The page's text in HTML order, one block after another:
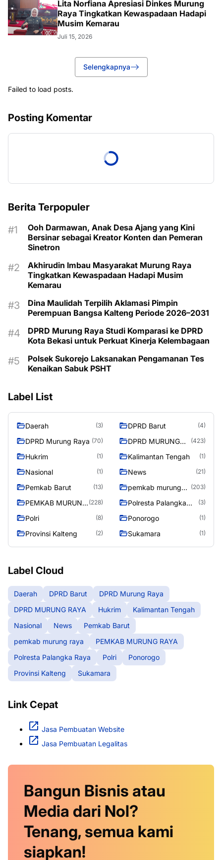
Lita Norfiana Apresiasi Dinkes Murung
Raya Tingkatkan Kewaspadaan Hadapi
Musim Kemarau
Juli 15, 2026
Selengkapnya
Failed to load posts.
Posting Komentar
Berita Terpopuler
Ooh Darmawan, Anak Desa Ajang yang Kini
Bersinar sebagai Kreator Konten dan Pemeran
Sinetron
Akhirudin Imbau Masyarakat Murung Raya
Tingkatkan Kewaspadaan Hadapi Musim
Kemarau
Dina Maulidah Terpilih Aklamasi Pimpin
Perempuan Bangsa Kalteng Periode 2026–2031
DPRD Murung Raya Studi Komparasi ke DPRD
Kota Bekasi untuk Perkuat Kinerja Kelembagaan
Polsek Sukorejo Laksanakan Pengamanan Tes
Kenaikan Sabuk PSHT
Label List
Daerah (3) DPRD Barut (4)
DPRD Murung Raya (70)
DPRD MURUNG
(423)
Hukrim (1) Kalimantan Tengah (1)
Nasional (1) News (21)
Pemkab Barut (13)
pemkab murung
(203)
PEMKAB MURUNG (228)
Polresta Palangka
(3)
Polri (8) Ponorogo (1)
Provinsi Kalteng (2) Sukamara (1)
Label Cloud
Daerah DPRD Barut
DPRD Murung Raya
DPRD MURUNG RAYA
Hukrim
Kalimantan Tengah
Nasional
News
Pemkab Barut
pemkab murung raya
PEMKAB MURUNG RAYA
Polresta Palangka Raya
Polri
Ponorogo
Provinsi Kalteng
Sukamara
Link Cepat
Jasa Pembuatan Website
Jasa Pembuatan Legalitas
Bangun Bisnis atau
Media dari Nol?
Tenang, semua kami
siapkan!